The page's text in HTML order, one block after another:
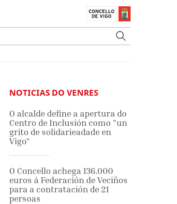
NOTICIAS DO VENRES
O alcalde define a apertura do
Centro de Inclusión como "un
grito de solidarieadade en
Vigo"
O Concello achega 136.000
euros á Federación de Veciños
para a contratación de 21
persoas